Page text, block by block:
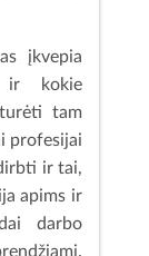
įkvepia
ir kokie
tam
profesijai
ir tai,
apims ir
darbo